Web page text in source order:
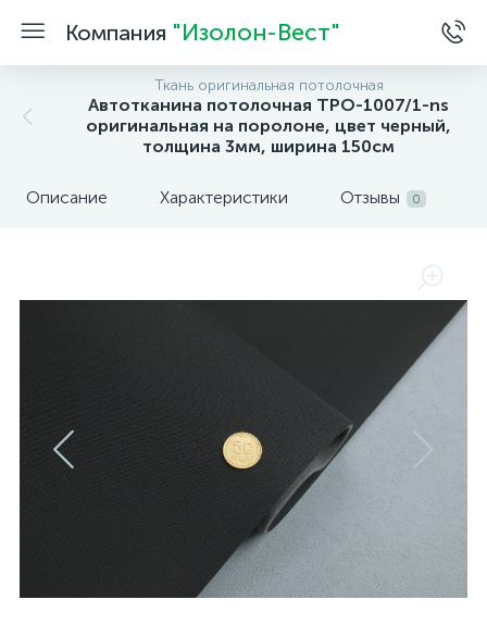
Компания "Изолон-Вест"
Ткань оригинальная потолочная
Автотканина потолочная TPO-1007/1-ns
оригинальная на поролоне, цвет черный,
толщина 3мм, ширина 150см
Описание Характеристики Отзывы 0